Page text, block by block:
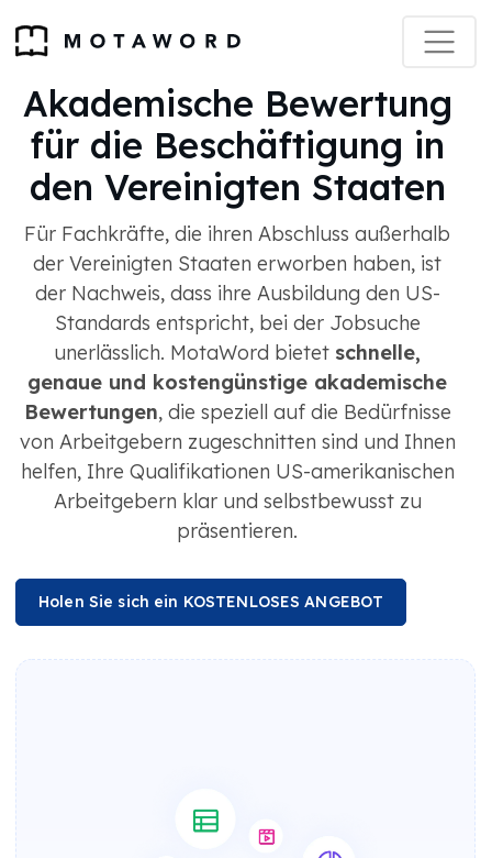
Akademische Bewertung
für die Beschäftigung in
den Vereinigten Staaten
Für Fachkräfte, die ihren Abschluss außerhalb
der Vereinigten Staaten erworben haben, ist
der Nachweis, dass ihre Ausbildung den US-
Standards entspricht, bei der Jobsuche
unerlässlich. MotaWord bietet schnelle,
genaue und kostengünstige akademische
Bewertungen, die speziell auf die Bedürfnisse
von Arbeitgebern zugeschnitten sind und Ihnen
helfen, Ihre Qualifikationen US-amerikanischen
Arbeitgebern klar und selbstbewusst zu
präsentieren.
Holen Sie sich ein KOSTENLOSES ANGEBOT